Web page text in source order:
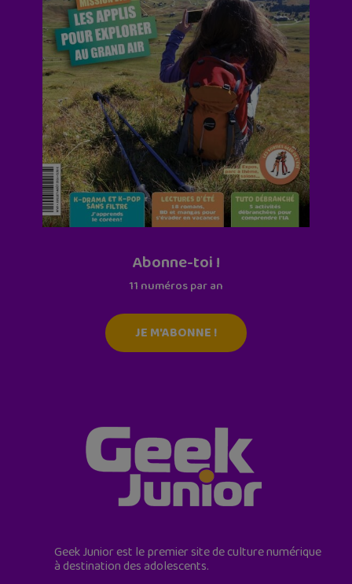
Abonne-toi !
11 numéros par an
JE M'ABONNE !
Geek Junior est le premier site de culture numérique
à destination des adolescents.